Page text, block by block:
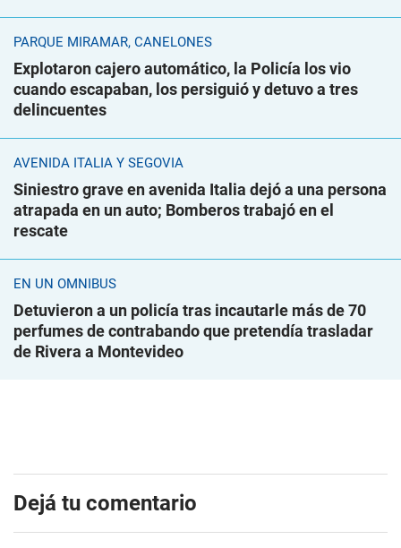
PARQUE MIRAMAR, CANELONES
Explotaron cajero automático, la Policía los vio
cuando escapaban, los persiguió y detuvo a tres
delincuentes
AVENIDA ITALIA Y SEGOVIA
Siniestro grave en avenida Italia dejó a una persona
atrapada en un auto; Bomberos trabajó en el
rescate
EN UN ÓMNIBUS
Detuvieron a un policía tras incautarle más de 70
perfumes de contrabando que pretendía trasladar
de Rivera a Montevideo
Dejá tu comentario